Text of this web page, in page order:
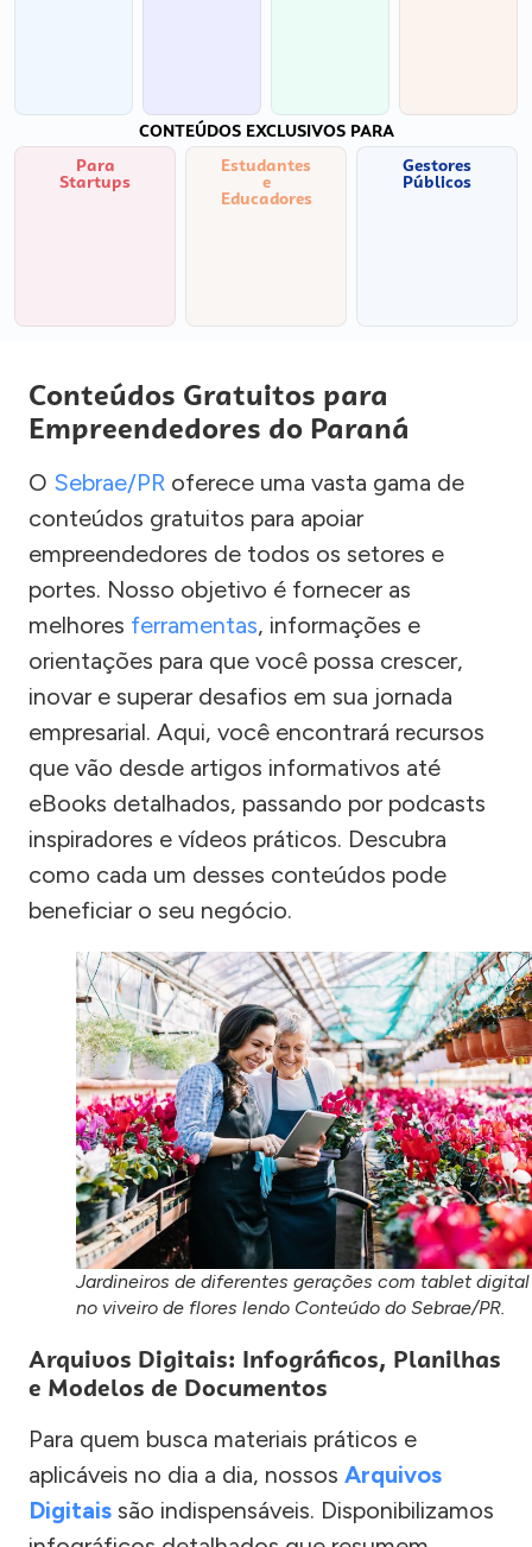
CONTEÚDOS EXCLUSIVOS PARA
Para
Startups
Estudantes
e
Educadores
Gestores
Públicos
Conteúdos Gratuitos para
Empreendedores do Paraná
O Sebrae/PR oferece uma vasta gama de
conteúdos gratuitos para apoiar
empreendedores de todos os setores e
portes. Nosso objetivo é fornecer as
melhores ferramentas, informações e
orientações para que você possa crescer,
inovar e superar desafios em sua jornada
empresarial. Aqui, você encontrará recursos
que vão desde artigos informativos até
eBooks detalhados, passando por podcasts
inspiradores e vídeos práticos. Descubra
como cada um desses conteúdos pode
beneficiar o seu negócio.
Jardineiros de diferentes gerações com tablet digital
no viveiro de flores lendo Conteúdo do Sebrae/PR.
Arquivos Digitais: Infográficos, Planilhas
e Modelos de Documentos
Para quem busca materiais práticos e
aplicáveis no dia a dia, nossos Arquivos
Digitais são indispensáveis. Disponibilizamos